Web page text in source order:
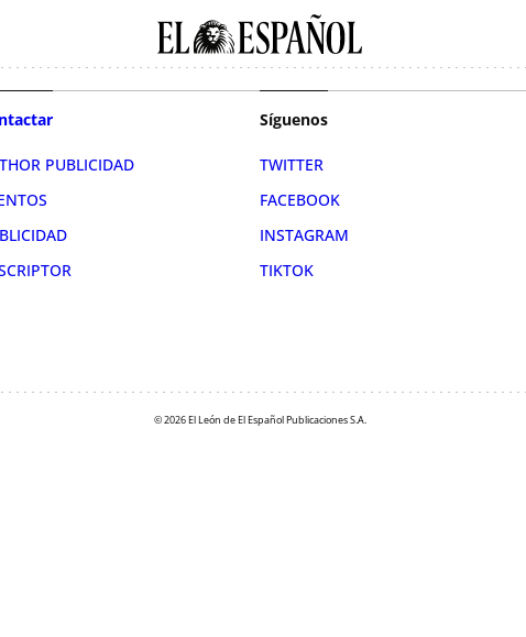
PUBLICIDAD
Síguenos
TWITTER
FACEBOOK
INSTAGRAM
TIKTOK
© 2026 El León de El Español Publicaciones S.A.